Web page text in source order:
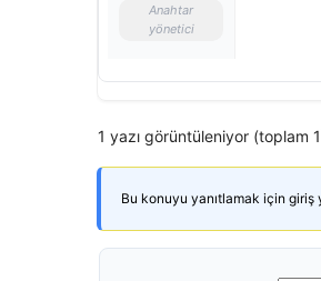
Anahtar
yönetici
1 yazı görüntüleniyor (toplam
Bu konuyu yanıtlamak için giriş